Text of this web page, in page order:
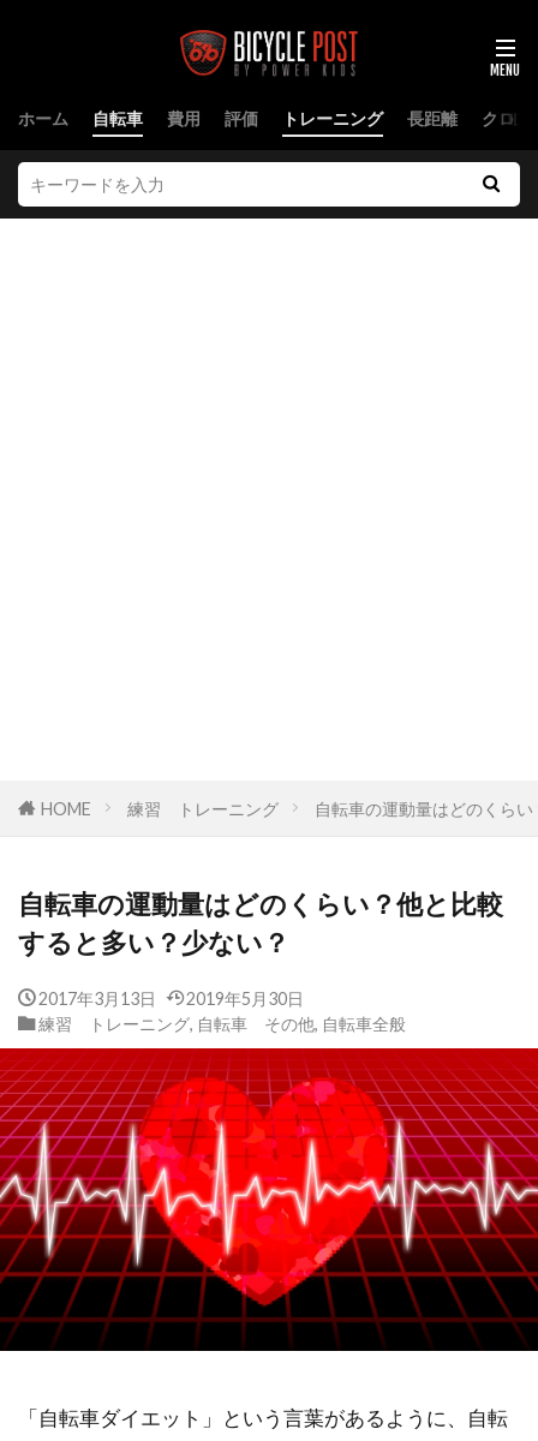
ホーム 自転車 費用 評価 トレーニング 長距離 クロス
HOME 練習 トレーニング 自転車の運動量はどのくら
自転車の運動量はどのくらい？他と比較
すると多い？少ない？
2017年3月13日
2019年5月30日
練習 トレーニング, 自転車 その他, 自転車全般
「自転車ダイエット」という言葉があるように、自転